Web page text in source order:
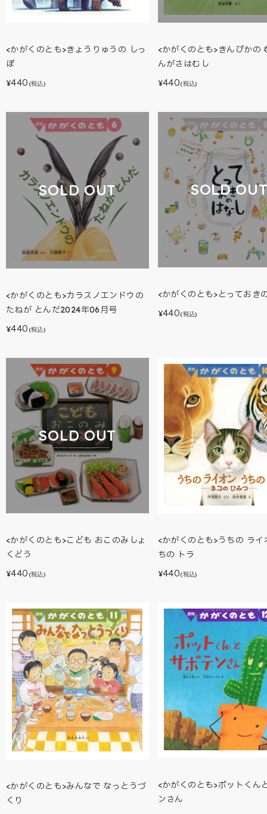
<かがくのとも>きょうりゅうの しっ
ぽ
¥440 (税込)
<かがくのとも>きんぴかの
んがさはむし
¥440(税込)
SOLD OUT
<かがくのとも>カラスノエンドウの
たねが とんだ2024年06月号
¥440 (税込)
SOLD
<かがくのとも>とっておき
¥440(税込)
SOLD OUT
<かがくのとも>こども おこのみしょ
くどう
¥440 (税込)
<かがくのとも>うちの ライ
ちの トラ
¥440(税込)
<かがくのとも>みんなで なっとうづ
くり
<かがくのとも>ポットくん
ンさん